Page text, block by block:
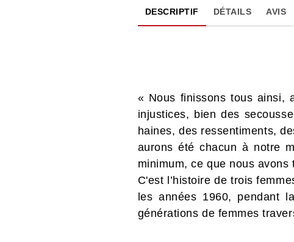
DESCRIPTIF DÉTAILS AVIS
« Nous finissons tous ainsi,
injustices, bien des
haines, des ressentiments,
aurons été chacun à notre
minimum, ce que nous avons
C'est l’histoire de trois
les années 1960, pendant
générations de femmes